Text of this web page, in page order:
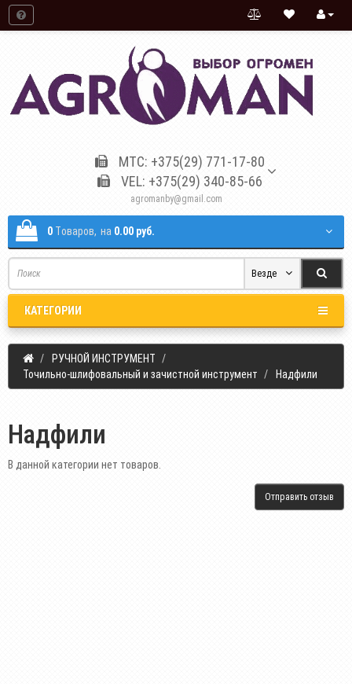
МТС: +375(29) 771-17-80
VEL: +375(29) 340-85-66
agromanby@gmail.com
0 Tоваров, на 0.00 руб.
Везде
КАТЕГОРИИ
РУЧНОЙ ИНСТРУМЕНТ
Точильно-шлифовальный и зачистной инструмент
Надфили
Надфили
В данной категории нет товаров.
Отправить отзыв